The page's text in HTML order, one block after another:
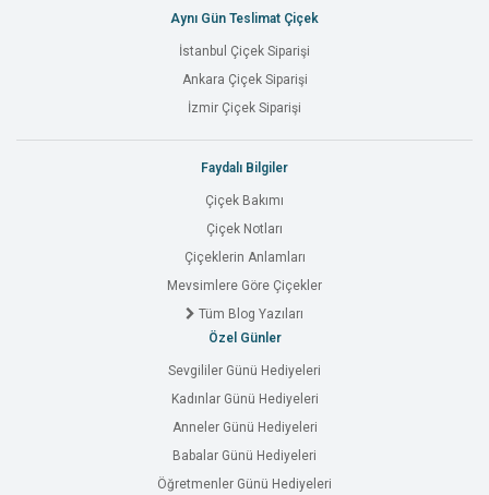
Aynı Gün Teslimat Çiçek
İstanbul Çiçek Siparişi
Ankara Çiçek Siparişi
İzmir Çiçek Siparişi
Faydalı Bilgiler
Çiçek Bakımı
Çiçek Notları
Çiçeklerin Anlamları
Mevsimlere Göre Çiçekler
Tüm Blog Yazıları
Özel Günler
Sevgililer Günü Hediyeleri
Kadınlar Günü Hediyeleri
Anneler Günü Hediyeleri
Babalar Günü Hediyeleri
Öğretmenler Günü Hediyeleri